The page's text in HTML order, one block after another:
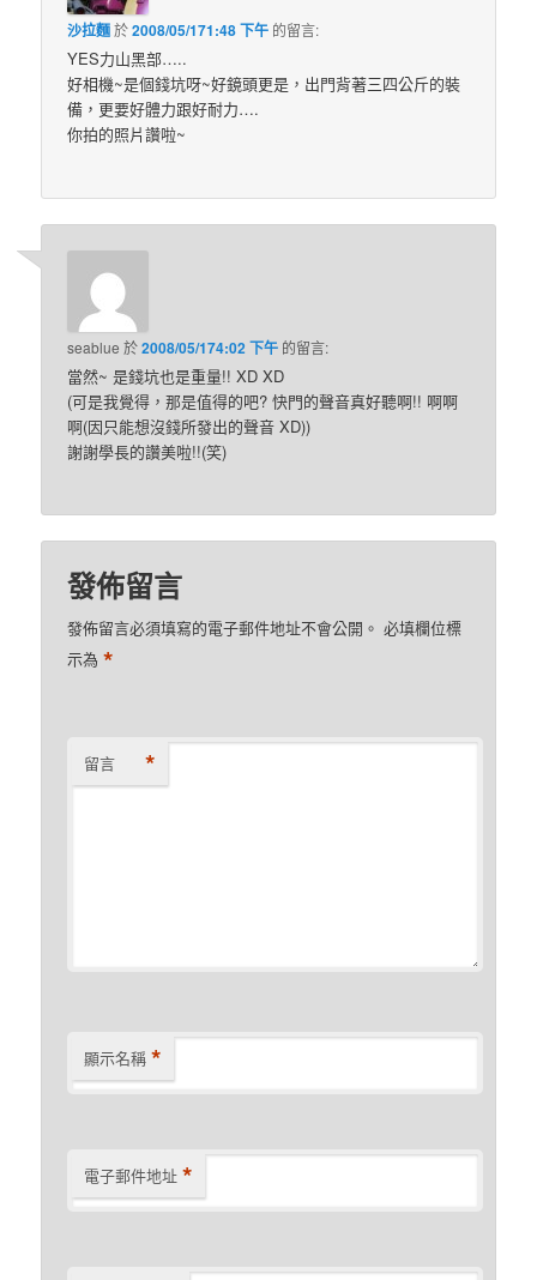
沙拉麵於2008/05/171:48 下午 的留言:
YES力山黑部…..
好相機~是個錢坑呀~好鏡頭更是，出門背著三四公斤的裝
備，更要好體力跟好耐力….
你拍的照片讚啦~
seablue 於2008/05/174:02 下午 的留言:
當然~ 是錢坑也是重量!! XD XD
(可是我覺得，那是值得的吧? 快門的聲音真好聽啊!! 啊啊
啊(因只能想沒錢所發出的聲音 XD))
謝謝學長的讚美啦!!(笑)
發佈留言
發佈留言必須填寫的電子郵件地址不會公開。 必填欄位標
示為*
留言 *
顯示名稱 *
電子郵件地址 *